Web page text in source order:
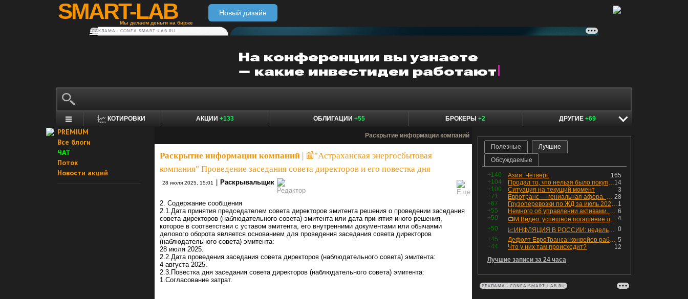
SMART-LAB
Мы делаем деньги на бирже
Новый дизайн
РЕКЛАМА • CONFA.SMART-LAB.RU
КОТИРОВКИ АКЦИИ +133 ОБЛИГАЦИИ +55 БРОКЕРЫ +2 ДРУГИЕ +69
PREMIUM
Все блоги
ЧАТ
Поток
Новости акций
Раскрытие информации компаний
Раскрытие информации компаний
📰"Астраханская энергосбытовая
компания" Проведение заседания совета директоров и его повестка дня
28 июля 2025, 15:01 Раскрывальщик
2. Содержание сообщения
2.1.Дата принятия председателем совета директоров эмитента решения о проведении заседания
совета директоров (наблюдательного совета) эмитента или дата принятия иного решения,
которое в соответствии с уставом эмитента, его внутренними документами или обычаями
делового оборота является основанием для проведения заседания совета директоров
(наблюдательного совета) эмитента:
28 июля 2025.
2.2.Дата проведения заседания совета директоров (наблюдательного совета) эмитента:
4 августа 2025.
2.3.Повестка дня заседания совета директоров (наблюдательного совета) эмитента:
1.Согласование затрат.
Полезные
Лучшие
Обсуждаемые
+140 165
Азия. Четверг.
+104
14
Продал то, что нельзя было покупать. Изменения в портфеле
+100
3
Ситуация на текущий момент
+71
28
Евротранс — гениальная афера. Собрал с инвесторов денег, выплатил дивидендов больше текущей капитализации и ушёл в дефолт
+67
1
Грузоперевозки по ЖД за июль 2026 г. — четвёртый месяц подряд роста, чёрные металлы на уровне прошлого года, а каменный уголь в плюсе.
+55
6
Немного об управлении активами. Для заинтересованных
+50
4
📺М.Видео: успешное погашение любимого флоатера
+50
0
📈ИНФЛЯЦИЯ В РОССИИ: недельная дефляция, но в годовом выражении рост 😢
+45
5
Дефолт ЕвроТранса: конвейер работает исправно
+44
12
Что у них там происходит?
Лучшие записи за 24 часа
РЕКЛАМА • CONFA.SMART-LAB.RU